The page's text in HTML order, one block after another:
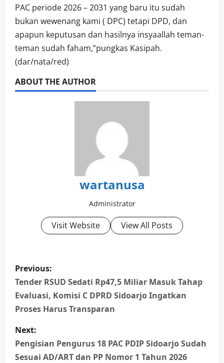
PAC periode 2026 – 2031 yang baru itu sudah
bukan wewenang kami ( DPC) tetapi DPD, dan
apapun keputusan dan hasilnya insyaallah teman-
teman sudah faham,”pungkas Kasipah.
(dar/nata/red)
ABOUT THE AUTHOR
wartanusa
Administrator
Visit Website View All Posts
P
o
s
t
n
Previous:
Tender RSUD Sedati Rp47,5 Miliar Masuk Tahap
Evaluasi, Komisi C DPRD Sidoarjo Ingatkan
Proses Harus Transparan
Next:
Pengisian Pengurus 18 PAC PDIP Sidoarjo Sudah
Sesuai AD/ART dan PP Nomor 1 Tahun 2026